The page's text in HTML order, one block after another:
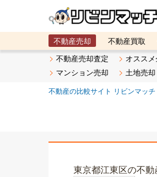
不動産売却 不動産買取
メタ住宅展示場
ベスト不動
不動産売却査定 オスス
マンション売却
土地売却
不動産の比較サイト リビンマッチ
東京都江東区の不動